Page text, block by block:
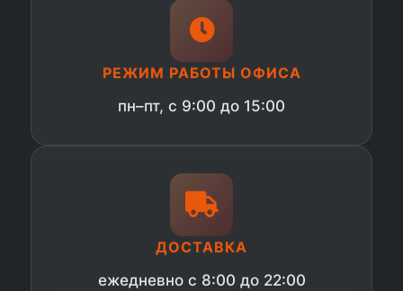
РЕЖИМ РАБОТЫ ОФИСА
пн–пт, с 9:00 до 15:00
ДОСТАВКА
ежедневно с 8:00 до 22:00